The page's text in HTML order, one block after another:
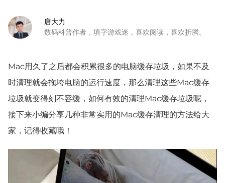
唐大力
数码科普作者，填字游戏迷，喜欢阅读，喜欢折腾。
Mac用久了之后都会积累很多的电脑缓存垃圾，如果不及
时清理就会拖垮电脑的运行速度，那么清理这些Mac缓存
垃圾就变得刻不容缓，如何有效的清理Mac缓存垃圾呢，
接下来小编分享几种非常实用的Mac缓存清理的方法给大
家，记得收藏哦！